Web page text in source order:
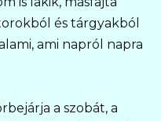
és tárgyakból
ami napról napra
a szobát, a